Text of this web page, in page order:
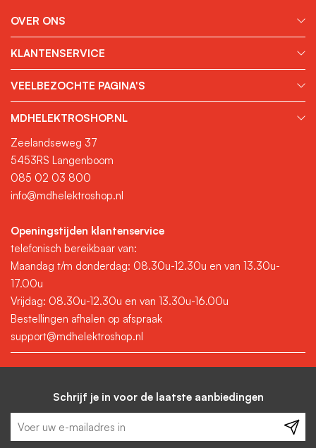
OVER ONS
KLANTENSERVICE
VEELBEZOCHTE PAGINA'S
MDHELEKTROSHOP.NL
Zeelandseweg 37
5453RS Langenboom
085 02 03 800
info@mdhelektroshop.nl
Openingstijden klantenservice
telefonisch bereikbaar van:
Maandag t/m donderdag: 08.30u-12.30u en van 13.30u-
17.00u
Vrijdag: 08.30u-12.30u en van 13.30u-16.00u
Bestellingen afhalen op afspraak
support@mdhelektroshop.nl
Schrijf je in voor de laatste aanbiedingen